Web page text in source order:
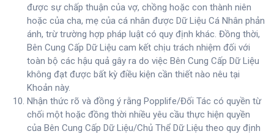
được sự chấp thuận của vợ, chồng hoặc con thành niên
hoặc của cha, mẹ của cá nhân được Dữ Liệu Cá Nhân phản
ánh, trừ trường hợp pháp luật có quy định khác. Đồng thời,
Bên Cung Cấp Dữ Liệu cam kết chịu trách nhiệm đối với
toàn bộ các hậu quả gây ra do việc Bên Cung Cấp Dữ Liệu
không đạt được bất kỳ điều kiện cần thiết nào nêu tại
Khoản này.
Nhận thức rõ và đồng ý rằng Popplife/Đối Tác có quyền từ
chối một hoặc đồng thời nhiều yêu cầu thực hiện quyền
của Bên Cung Cấp Dữ Liệu/Chủ Thể Dữ Liệu theo quy định